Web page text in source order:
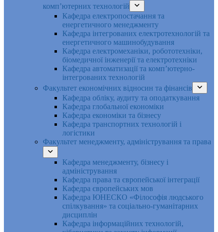
комп’ютерних технологій
Кафедра електропостачання та
енергетичного менеджменту
Кафедра інтегрованих електротехнологій та
енергетичного машинобудування
Кафедра електромеханіки, робототехніки,
біомедичної інженерії та електротехніки
Кафедра автоматизації та комп’ютерно-
інтегрованих технологій
Факультет економічних відносин та фінансів
Кафедра обліку, аудиту та оподаткування
Кафедра глобальної економіки
Кафедра економіки та бізнесу
Кафедра транспортних технологій і
логістики
Факультет менеджменту, адміністрування та права
Кафедра менеджменту, бізнесу і
адміністрування
Кафедра права та європейської інтеграції
Кафедра європейських мов
Кафедра ЮНЕСКО «Філософія людського
спілкування» та соціально-гуманітарних
дисциплін
Кафедра інформаційних технологій,